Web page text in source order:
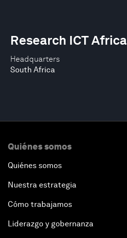
Headquarters
South Africa
Research ICT Africa
Quiénes somos
Quiénes somos
Nuestra estrategia
Cómo trabajamos
Liderazgo y gobernanza